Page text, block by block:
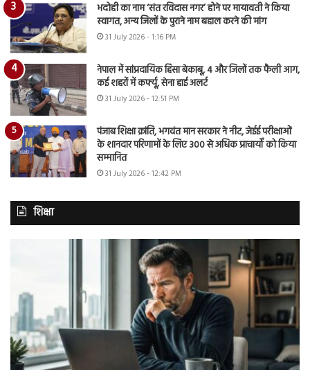
भदोही का नाम ‘संत रविदास नगर’ होने पर मायावती ने किया
स्वागत, अन्य जिलों के पुराने नाम बहाल करने की मांग
31 July 2026 - 1:16 PM
नेपाल में सांप्रदायिक हिंसा बेकाबू, 4 और जिलों तक फैली आग,
कई शहरों में कर्फ्यू, सेना हाई अलर्ट
31 July 2026 - 12:51 PM
पंजाब शिक्षा क्रांति, भगवंत मान सरकार ने नीट, जेईई परीक्षाओं
के शानदार परिणामों के लिए 300 से अधिक प्राचार्यों को किया
सम्मानित
31 July 2026 - 12:42 PM
शिक्षा